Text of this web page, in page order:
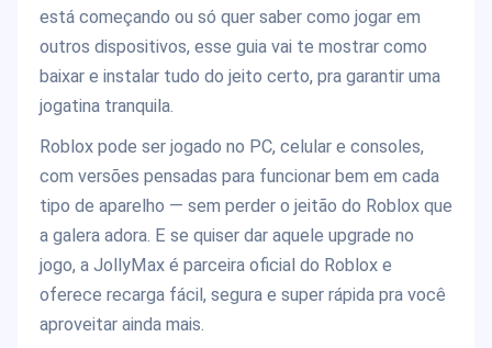
está começando ou só quer saber como jogar em
outros dispositivos, esse guia vai te mostrar como
baixar e instalar tudo do jeito certo, pra garantir uma
jogatina tranquila.
Roblox pode ser jogado no PC, celular e consoles,
com versões pensadas para funcionar bem em cada
tipo de aparelho — sem perder o jeitão do Roblox que
a galera adora. E se quiser dar aquele upgrade no
jogo, a JollyMax é parceira oficial do Roblox e
oferece recarga fácil, segura e super rápida pra você
aproveitar ainda mais.